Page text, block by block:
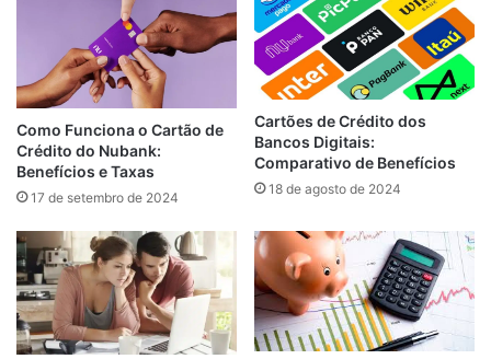
Como Funciona o Cartão de
Crédito do Nubank:
Benefícios e Taxas
17 de setembro de 2024
Cartões de Crédito dos
Bancos Digitais:
Comparativo de Benefícios
18 de agosto de 2024